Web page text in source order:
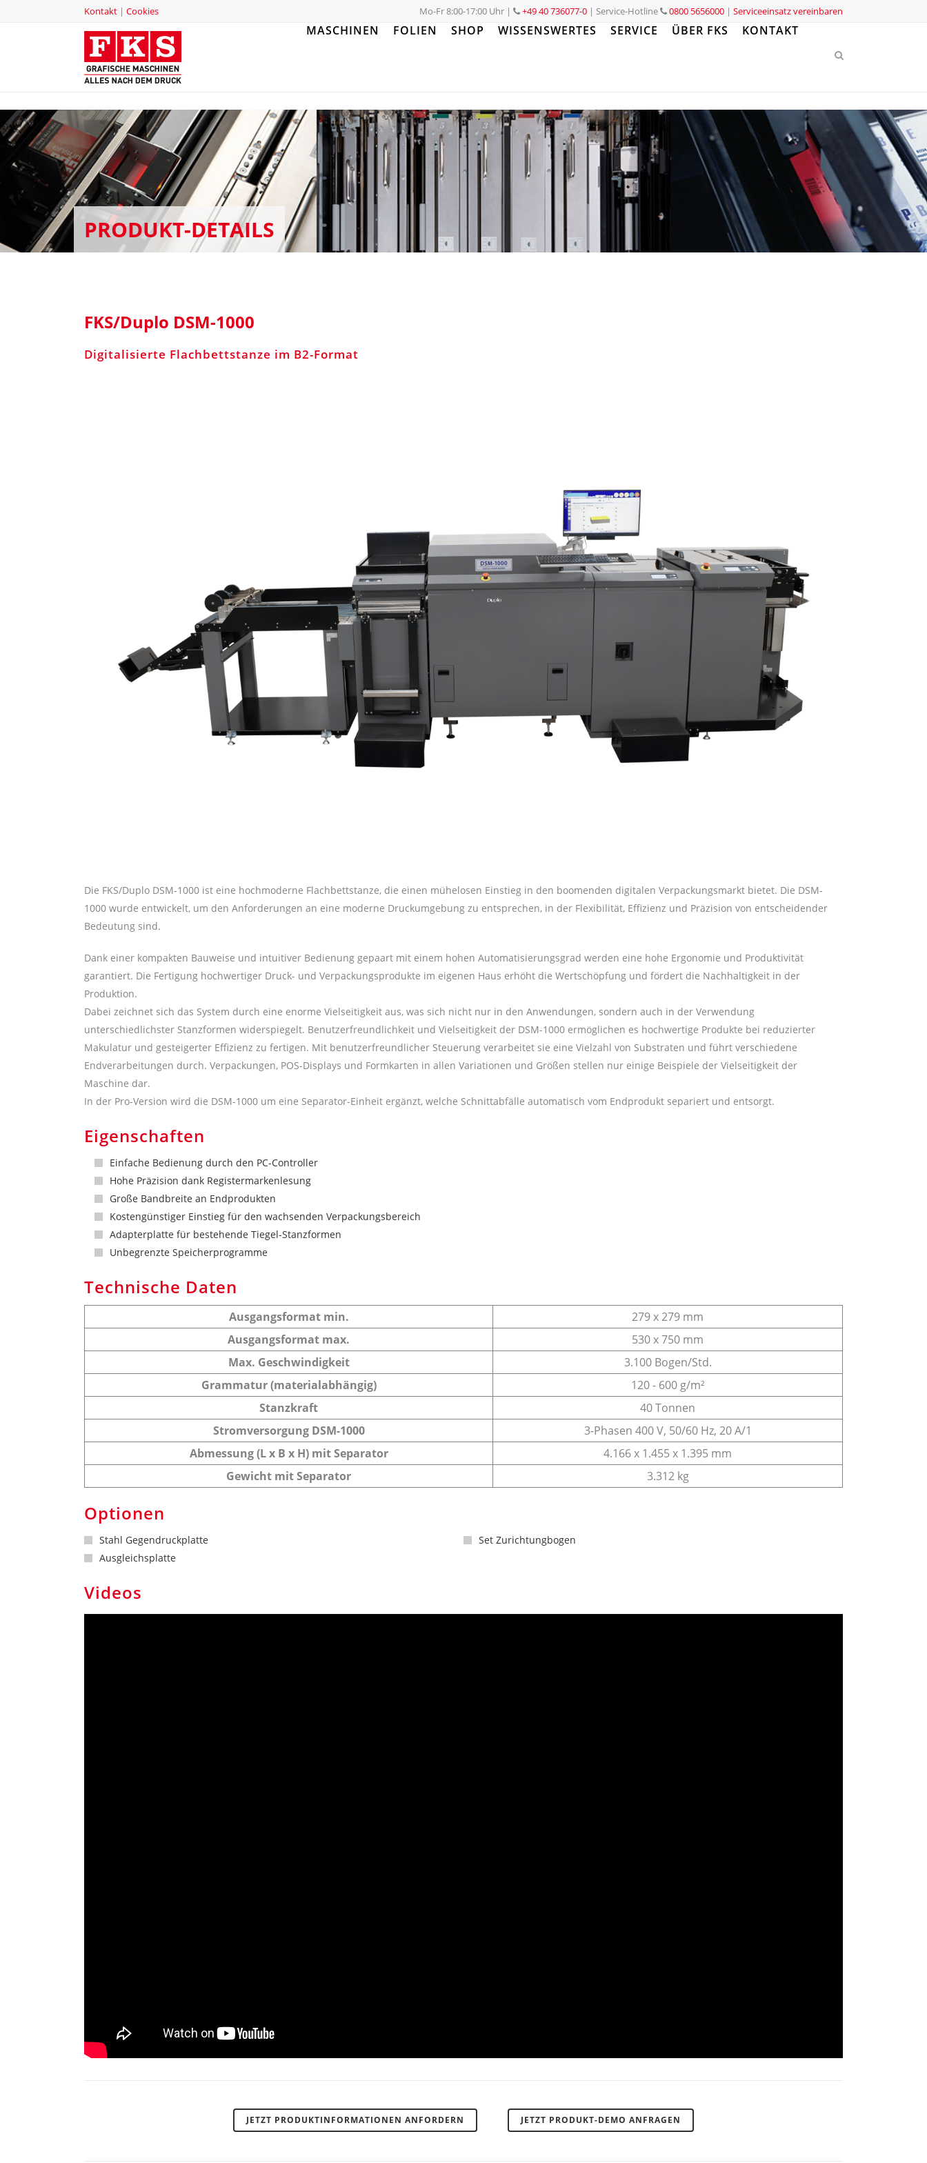
Kontakt | Cookies Mo-Fr 8:00-17:00 Uhr | +49 40 736077-0 | Service-Hotline 0800 5656000 | Serviceeinsatz vereinbaren
MASCHINEN FOLIEN SHOP WISSENSWERTES SERVICE ÜBER FKS KONTAKT
PRODUKT-DETAILS
FKS/Duplo DSM-1000
Digitalisierte Flachbettstanze im B2-Format
Die FKS/Duplo DSM-1000 ist eine hochmoderne Flachbettstanze, die einen mühelosen Einstieg in den boomenden digitalen Verpackungsmarkt bietet. Die DSM-
1000 wurde entwickelt, um den Anforderungen an eine moderne Druckumgebung zu entsprechen, in der Flexibilität, Effizienz und Präzision von entscheidender
Bedeutung sind.
Dank einer kompakten Bauweise und intuitiver Bedienung gepaart mit einem hohen Automatisierungsgrad werden eine hohe Ergonomie und Produktivität
garantiert. Die Fertigung hochwertiger Druck- und Verpackungsprodukte im eigenen Haus erhöht die Wertschöpfung und fördert die Nachhaltigkeit in der
Produktion.
Dabei zeichnet sich das System durch eine enorme Vielseitigkeit aus, was sich nicht nur in den Anwendungen, sondern auch in der Verwendung
unterschiedlichster Stanzformen widerspiegelt. Benutzerfreundlichkeit und Vielseitigkeit der DSM-1000 ermöglichen es hochwertige Produkte bei reduzierter
Makulatur und gesteigerter Effizienz zu fertigen. Mit benutzerfreundlicher Steuerung verarbeitet sie eine Vielzahl von Substraten und führt verschiedene
Endverarbeitungen durch. Verpackungen, POS-Displays und Formkarten in allen Variationen und Größen stellen nur einige Beispiele der Vielseitigkeit der
Maschine dar.
In der Pro-Version wird die DSM-1000 um eine Separator-Einheit ergänzt, welche Schnittabfälle automatisch vom Endprodukt separiert und entsorgt.
Eigenschaften
Einfache Bedienung durch den PC-Controller
Hohe Präzision dank Registermarkenlesung
Große Bandbreite an Endprodukten
Kostengünstiger Einstieg für den wachsenden Verpackungsbereich
Adapterplatte für bestehende Tiegel-Stanzformen
Unbegrenzte Speicherprogramme
Technische Daten
Ausgangsformat min.
279 x 279 mm
Ausgangsformat max.
530 x 750 mm
Max. Geschwindigkeit
3.100 Bogen/Std.
Grammatur (materialabhängig)
120 - 600 g/m²
Stanzkraft
40 Tonnen
Stromversorgung DSM-1000
3-Phasen 400 V, 50/60 Hz, 20 A/1
Abmessung (L x B x H) mit Separator
4.166 x 1.455 x 1.395 mm
Gewicht mit Separator
3.312 kg
Optionen
Stahl Gegendruckplatte
Ausgleichsplatte
Set Zurichtungbogen
Videos
JETZT PRODUKTINFORMATIONEN ANFORDERN JETZT PRODUKT-DEMO ANFRAGEN